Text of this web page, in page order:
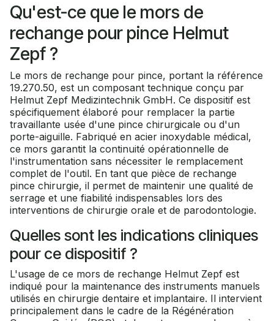
Qu'est-ce que le mors de
rechange pour pince Helmut
Zepf ?
Le mors de rechange pour pince, portant la référence
19.270.50, est un composant technique conçu par
Helmut Zepf Medizintechnik GmbH. Ce dispositif est
spécifiquement élaboré pour remplacer la partie
travaillante usée d'une pince chirurgicale ou d'un
porte-aiguille. Fabriqué en acier inoxydable médical,
ce mors garantit la continuité opérationnelle de
l'instrumentation sans nécessiter le remplacement
complet de l'outil. En tant que pièce de rechange
pince chirurgie, il permet de maintenir une qualité de
serrage et une fiabilité indispensables lors des
interventions de chirurgie orale et de parodontologie.
Quelles sont les indications cliniques
pour ce dispositif ?
L'usage de ce mors de rechange Helmut Zepf est
indiqué pour la maintenance des instruments manuels
utilisés en chirurgie dentaire et implantaire. Il intervient
principalement dans le cadre de la Régénération